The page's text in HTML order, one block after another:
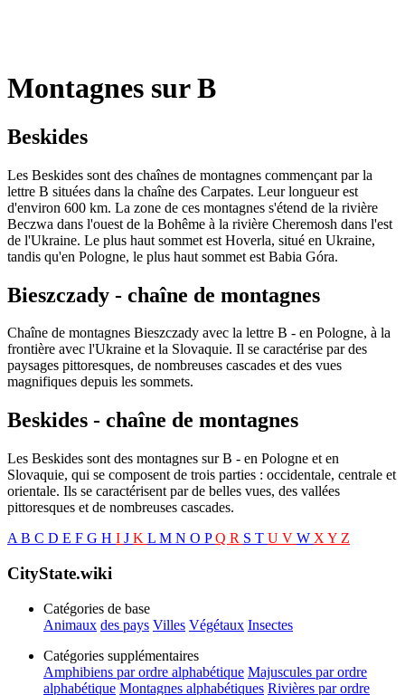
Montagnes sur B
Beskides
Les Beskides sont des chaînes de montagnes commençant par la
lettre B situées dans la chaîne des Carpates. Leur longueur est
d'environ 600 km. La zone de ces montagnes s'étend de la rivière
Beczwa dans l'ouest de la Bohême à la rivière Cheremosh dans l'est
de l'Ukraine. Le plus haut sommet est Hoverla, situé en Ukraine,
tandis qu'en Pologne, le plus haut sommet est Babia Góra.
Bieszczady - chaîne de montagnes
Chaîne de montagnes Bieszczady avec la lettre B - en Pologne, à la
frontière avec l'Ukraine et la Slovaquie. Il se caractérise par des
paysages pittoresques, de nombreuses cascades et des vues
magnifiques depuis les sommets.
Beskides - chaîne de montagnes
Les Beskides sont des montagnes sur B - en Pologne et en
Slovaquie, qui se composent de trois parties : occidentale, centrale et
orientale. Ils se caractérisent par de belles vues, des vallées
pittoresques et de nombreuses cascades.
A B C D E F G H I J K L M N O PQ R S T U V W X Y Z
CityState.wiki
Catégories de base
Animaux des pays Villes Végétaux Insectes
Catégories supplémentaires
Amphibiens par ordre alphabétique Majuscules par ordre
alphabétique Montagnes alphabétiques Rivières par ordre